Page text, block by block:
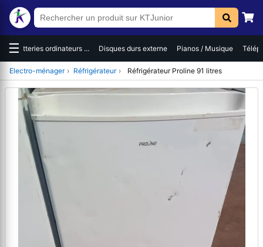
☰Batteries ordinateurs ... Disques durs externe Pianos / Musique
Electro-ménager › Réfrigérateur › Réfrigérateur Proline 91 litres